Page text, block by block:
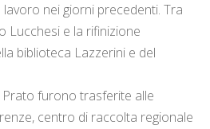
nei giorni precedenti. Tra
Lucchesi e la rifinizione
biblioteca Lazzerini e del
furono trasferite alle
centro di raccolta regionale